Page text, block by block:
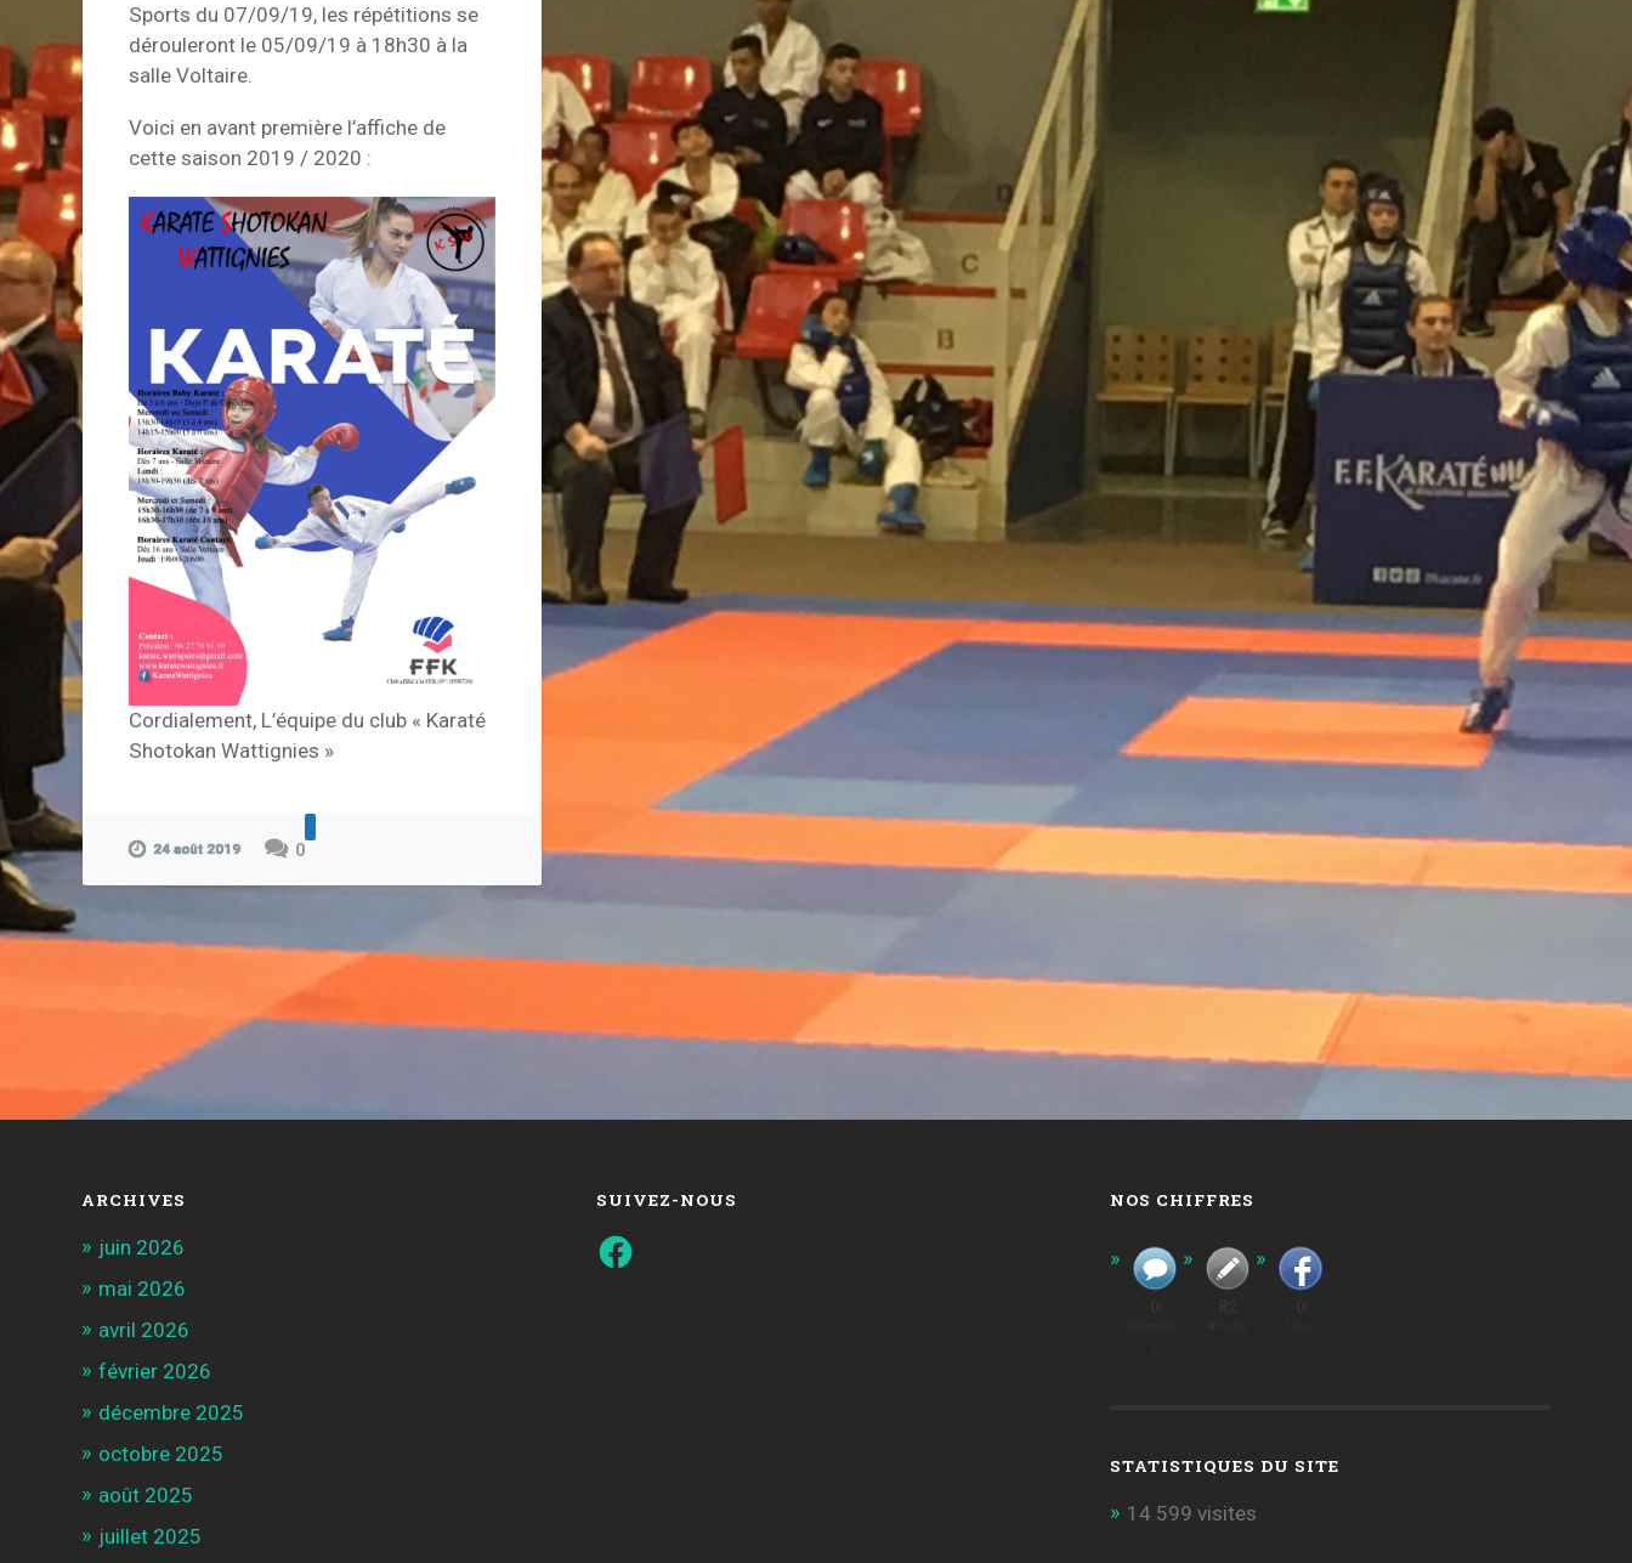
Sports du 07/09/19, les répétitions se
dérouleront le 05/09/19 à 18h30 à la
salle Voltaire.
Voici en avant première l’affiche de
cette saison 2019 / 2020 :
Cordialement, L’équipe du club « Karaté
Shotokan Wattignies »
24 août 2019 0
ARCHIVES
juin 2026
mai 2026
avril 2026
février 2026
décembre 2025
octobre 2025
août 2025
juillet 2025
SUIVEZ-NOUS
Facebook
NOS CHIFFRES
STATISTIQUES DU SITE
14 599 visites